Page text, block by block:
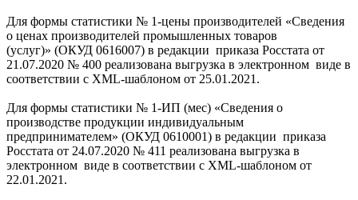
Для формы статистики № 1-цены производителей «Сведения
о ценах производителей промышленных товаров
(услуг)» (ОКУД 0616007) в редакции приказа Росстата от
21.07.2020 № 400 реализована выгрузка в электронном виде в
соответствии с XML-шаблоном от 25.01.2021.
Для формы статистики № 1-ИП (мес) «Сведения о
производстве продукции индивидуальным
предпринимателем» (ОКУД 0610001) в редакции приказа
Росстата от 24.07.2020 № 411 реализована выгрузка в
электронном виде в соответствии с XML-шаблоном от
22.01.2021.